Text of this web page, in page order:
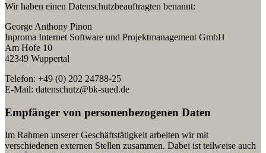
Wir haben einen Datenschutzbeauftragten benannt:
George Anthony Pinon
Inproma Internet Software und Projektmanagement GmbH
Am Hofe 10
42349 Wuppertal
Telefon: +49 (0) 202 24788-25
E-Mail: datenschutz@bk-sued.de
Empfänger von personenbezogenen Daten
Im Rahmen unserer Geschäftstätigkeit arbeiten wir mit
verschiedenen externen Stellen zusammen. Dabei ist teilweise auch